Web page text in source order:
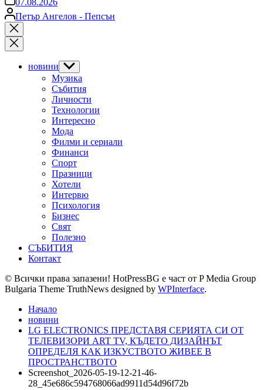
07.08.2026
Posted
by
Петър Ангелов - Пепсън
Close
search
новини Show
sub
menu
Музика
Събития
Личности
Технологии
Интересно
Мода
Филми и сериали
Финанси
Спорт
Празници
Хотели
Интервю
Психология
Бизнес
Свят
Полезно
СЪБИТИЯ
Контакт
© Всички права запазени! HotPressBG е част от P Media Group
Bulgaria Theme TruthNews designed by WPInterface.
Начало
новини
LG ELECTRONICS ПРЕДСТАВЯ СЕРИЯТА СИ ОТ
ТЕЛЕВИЗОРИ ART TV, КЪДЕТО ДИЗАЙНЪТ
ОПРЕДЕЛЯ КАК ИЗКУСТВОТО ЖИВЕЕ В
ПРОСТРАНСТВОТО
Screenshot_2026-05-19-12-21-46-
28_45e686c594768066ad9911d54d96f72b